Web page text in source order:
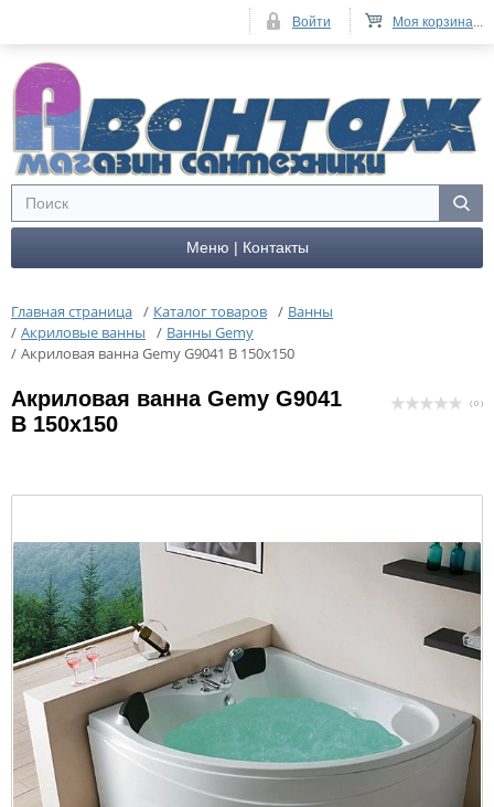
Меню | Контакты
Главная страница / Каталог товаров / Ванны
/ Акриловые ванны / Ванны Gemy
/ Акриловая ванна Gemy G9041 B 150x150
Акриловая ванна Gemy G9041
B 150x150
( 0 )
Моя корзина...
Войти